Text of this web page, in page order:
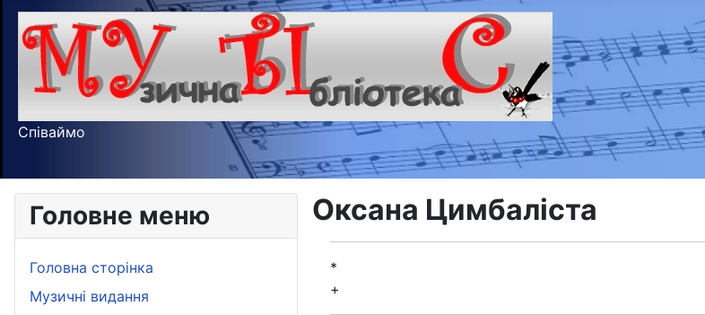
Співаймо
Головне меню
Головна сторінка
Музичні видання
Оксана Цимбаліста
*
+